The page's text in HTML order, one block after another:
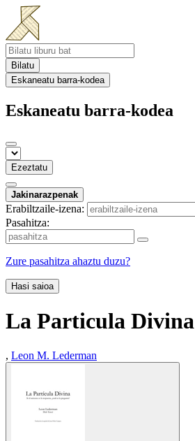
Bilatu
Eskaneatu barra-kodea
Eskaneatu barra-kodea
Ezeztatu
Jakinarazpenak
Erabiltzaile-izena:
Pasahitza:
Zure pasahitza ahaztu duzu?
Hasi saioa
La Particula Divina
, Leon M. Lederman